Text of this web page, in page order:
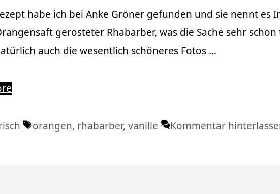
habe ich bei Anke Gröner gefunden und sie nennt es
gerösteter Rhabarber, was die Sache sehr
auch die wesentlich schöneres Fotos …
Schlagwörter
orangen, rhabarber, vanille Kommentar